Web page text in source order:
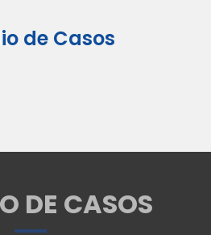
de Casos
DE CASOS